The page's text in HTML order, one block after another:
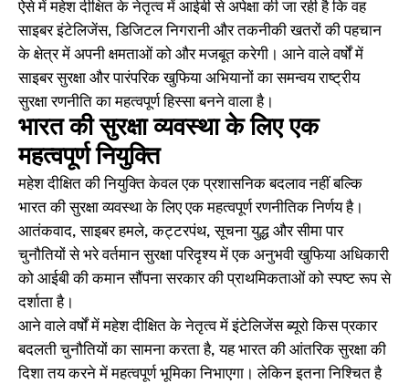
ऐसे में महेश दीक्षित के नेतृत्व में आईबी से अपेक्षा की जा रही है कि वह
साइबर इंटेलिजेंस, डिजिटल निगरानी और तकनीकी खतरों की पहचान
के क्षेत्र में अपनी क्षमताओं को और मजबूत करेगी। आने वाले वर्षों में
साइबर सुरक्षा और पारंपरिक खुफिया अभियानों का समन्वय राष्ट्रीय
सुरक्षा रणनीति का महत्वपूर्ण हिस्सा बनने वाला है।
भारत की सुरक्षा व्यवस्था के लिए एक
महत्वपूर्ण नियुक्ति
महेश दीक्षित की नियुक्ति केवल एक प्रशासनिक बदलाव नहीं बल्कि
भारत की सुरक्षा व्यवस्था के लिए एक महत्वपूर्ण रणनीतिक निर्णय है।
आतंकवाद, साइबर हमले, कट्टरपंथ, सूचना युद्ध और सीमा पार
चुनौतियों से भरे वर्तमान सुरक्षा परिदृश्य में एक अनुभवी खुफिया अधिकारी
को आईबी की कमान सौंपना सरकार की प्राथमिकताओं को स्पष्ट रूप से
दर्शाता है।
आने वाले वर्षों में महेश दीक्षित के नेतृत्व में इंटेलिजेंस ब्यूरो किस प्रकार
बदलती चुनौतियों का सामना करता है, यह भारत की आंतरिक सुरक्षा की
दिशा तय करने में महत्वपूर्ण भूमिका निभाएगा। लेकिन इतना निश्चित है